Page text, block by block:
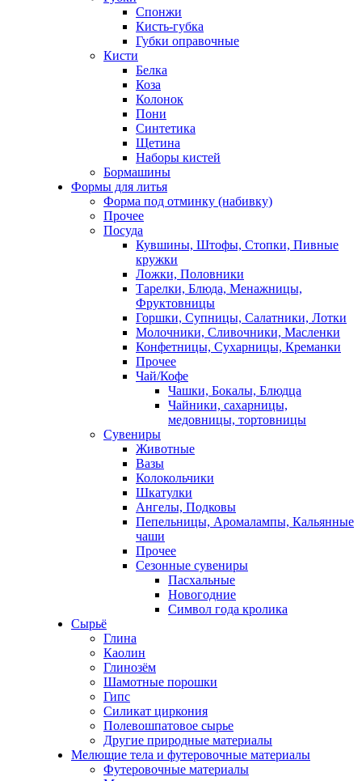
Спонжи
Кисть-губка
Губки оправочные
Кисти
Белка
Коза
Колонок
Пони
Синтетика
Щетина
Наборы кистей
Бормашины
Формы для литья
Форма под отминку (набивку)
Прочее
Посуда
Кувшины, Штофы, Стопки, Пивные
кружки
Ложки, Половники
Тарелки, Блюда, Менажницы,
Фруктовницы
Горшки, Супницы, Салатники, Лотки
Молочники, Сливочники, Масленки
Конфетницы, Сухарницы, Креманки
Прочее
Чай/Кофе
Чашки, Бокалы, Блюдца
Чайники, сахарницы,
медовницы, тортовницы
Сувениры
Животные
Вазы
Колокольчики
Шкатулки
Ангелы, Подковы
Пепельницы, Аромалампы, Кальянные
чаши
Прочее
Сезонные сувениры
Пасхальные
Новогодние
Символ года кролика
Сырьё
Глина
Каолин
Глинозём
Шамотные порошки
Гипс
Силикат циркония
Полевошпатовое сырье
Другие природные материалы
Мелющие тела и футеровочные материалы
Футеровочные материалы